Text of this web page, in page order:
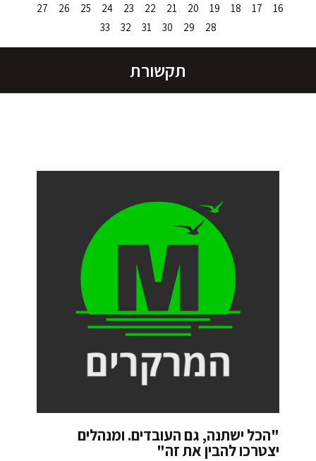
16
17
18
19
20
21
22
23
24
25
26
27
28
29
30
31
32
33
תקשורת
"הכל ישתנה, גם העובדים. ומנהלים
יצטרכו להבין את זה"